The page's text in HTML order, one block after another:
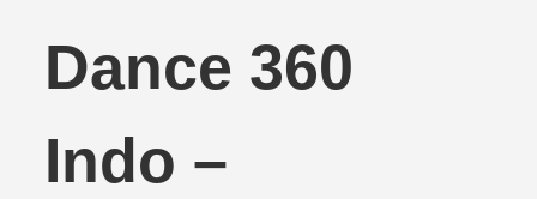
Dance 360
Indo –